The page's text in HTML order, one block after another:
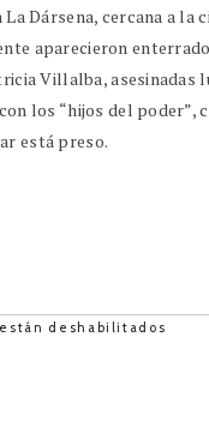
Dársena, cercana a la
aparecieron
Villalba, asesinadas
los “hijos del poder”,
está preso.
deshabilitados